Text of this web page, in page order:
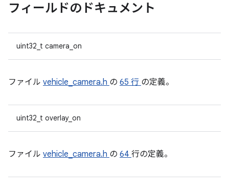
フィールドのドキュメント
uint32_t camera_on
ファイル vehicle_camera.h の 65 行 の定義。
uint32_t overlay_on
ファイル vehicle_camera.h の 64 行の定義。